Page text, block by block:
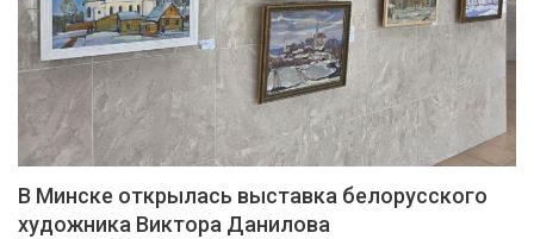
В Минске открылась выставка белорусского
художника Виктора Данилова